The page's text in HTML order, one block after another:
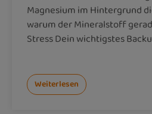
Magnesium im Hintergrund
warum der Mineralstoff
Stress Dein wichtigstes
Weiterlesen